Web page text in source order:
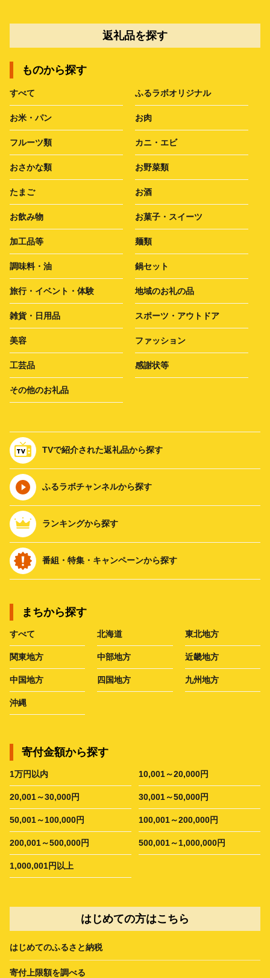
返礼品を探す
ものから探す
すべて ふるラボオリジナル
お米・パン お肉
フルーツ類 カニ・エビ
おさかな類 お野菜類
たまご お酒
お飲み物 お菓子・スイーツ
加工品等 麺類
調味料・油 鍋セット
旅行・イベント・体験 地域のお礼の品
雑貨・日用品 スポーツ・アウトドア
美容 ファッション
工芸品 感謝状等
その他のお礼品
TVで紹介された返礼品から探す
ふるラボチャンネルから探す
ランキングから探す
番組・特集・キャンペーンから探す
まちから探す
すべて 北海道 東北地方
関東地方 中部地方 近畿地方
中国地方 四国地方 九州地方
沖縄
寄付金額から探す
1万円以内 10,001～20,000円
20,001～30,000円 30,001～50,000円
50,001～100,000円 100,001～200,000円
200,001～500,000円 500,001～1,000,000円
1,000,001円以上
はじめての方はこちら
はじめてのふるさと納税
寄付上限額を調べる